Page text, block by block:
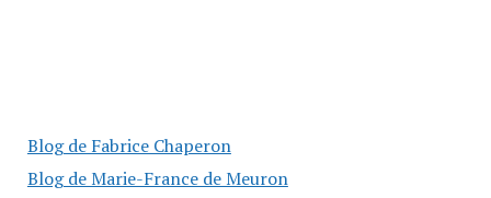
Blog de Fabrice Chaperon
Blog de Marie-France de Meuron